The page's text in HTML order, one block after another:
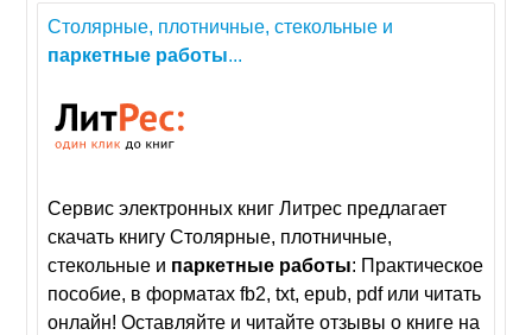
Столярные, плотничные, стекольные и
паркетные работы...
Сервис электронных книг Литрес предлагает
скачать книгу Столярные, плотничные,
стекольные и паркетные работы: Практическое
пособие, в форматах fb2, txt, epub, pdf или читать
онлайн! Оставляйте и читайте отзывы о книге на